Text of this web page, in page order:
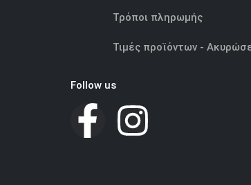
Τρόποι πληρωμής
Τιμές προϊόντων -
Follow us